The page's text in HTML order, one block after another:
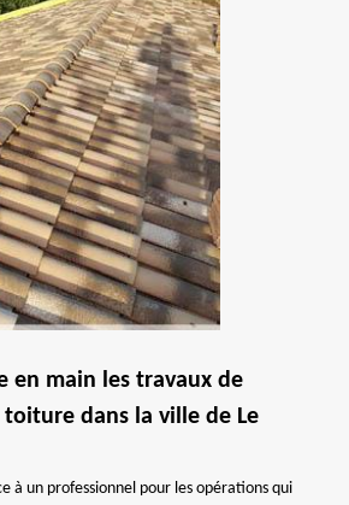
en main les travaux de
dans la ville de Le
à un professionnel pour les opérations qui